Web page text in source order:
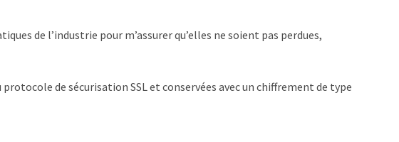
de l’industrie pour m’assurer qu’elles ne soient pas perdues,
de sécurisation SSL et conservées avec un chiffrement de type